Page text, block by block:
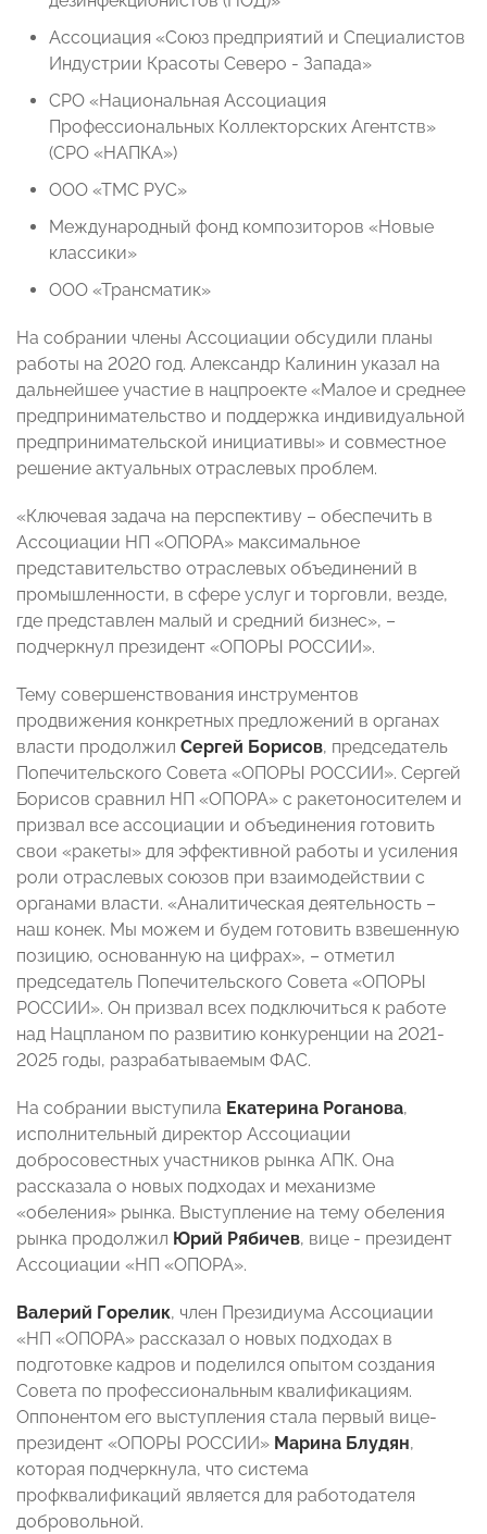
Ассоциация «Союз предприятий и Специалистов
Индустрии Красоты Северо - Запада»
СРО «Национальная Ассоциация
Профессиональных Коллекторских Агентств»
(СРО «НАПКА»)
ООО «ТМС РУС»
Международный фонд композиторов «Новые
классики»
ООО «Трансматик»
На собрании члены Ассоциации обсудили планы
работы на 2020 год. Александр Калинин указал на
дальнейшее участие в нацпроекте «Малое и среднее
предпринимательство и поддержка индивидуальной
предпринимательской инициативы» и совместное
решение актуальных отраслевых проблем.
«Ключевая задача на перспективу – обеспечить в
Ассоциации НП «ОПОРА» максимальное
представительство отраслевых объединений в
промышленности, в сфере услуг и торговли, везде,
где представлен малый и средний бизнес», –
подчеркнул президент «ОПОРЫ РОССИИ».
Тему совершенствования инструментов
продвижения конкретных предложений в органах
власти продолжил Сергей Борисов, председатель
Попечительского Совета «ОПОРЫ РОССИИ». Сергей
Борисов сравнил НП «ОПОРА» с ракетоносителем и
призвал все ассоциации и объединения готовить
свои «ракеты» для эффективной работы и усиления
роли отраслевых союзов при взаимодействии с
органами власти. «Аналитическая деятельность –
наш конек. Мы можем и будем готовить взвешенную
позицию, основанную на цифрах», – отметил
председатель Попечительского Совета «ОПОРЫ
РОССИИ». Он призвал всех подключиться к работе
над Нацпланом по развитию конкуренции на 2021-
2025 годы, разрабатываемым ФАС.
На собрании выступила Екатерина Роганова,
исполнительный директор Ассоциации
добросовестных участников рынка АПК. Она
рассказала о новых подходах и механизме
«обеления» рынка. Выступление на тему обеления
рынка продолжил Юрий Рябичев, вице - президент
Ассоциации «НП «ОПОРА».
Валерий Горелик, член Президиума Ассоциации
«НП «ОПОРА» рассказал о новых подходах в
подготовке кадров и поделился опытом создания
Совета по профессиональным квалификациям.
Оппонентом его выступления стала первый вице-
президент «ОПОРЫ РОССИИ» Марина Блудян,
которая подчеркнула, что система
профквалификаций является для работодателя
добровольной.